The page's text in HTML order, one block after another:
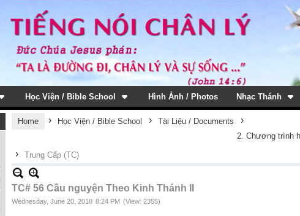
Học Viện / Bible School Hình Ảnh / Photos Nhạc Thánh
Home › Học Viện / Bible School › Tài Liệu / Documents ›
2. Chương trình
› Trung Cấp (TC)
TC# 56 Cầu nguyện Theo Kinh Thánh II
Wednesday, June 20, 2018 8:24 PM (View: 2355)